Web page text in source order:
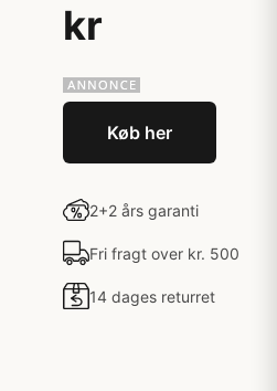
kr
Køb her
2+2 års garanti
Fri fragt over kr. 500
14 dages returret